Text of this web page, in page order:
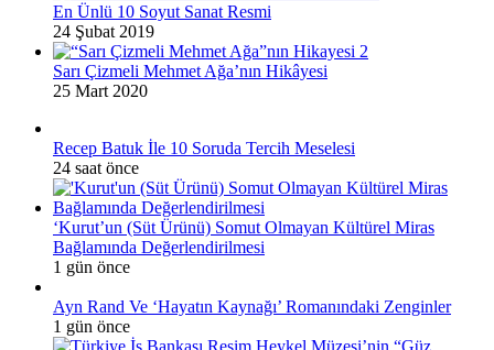
En Ünlü 10 Soyut Sanat Resmi
24 Şubat 2019
Sarı Çizmeli Mehmet Ağa’nın Hikâyesi
25 Mart 2020
Recep Batuk İle 10 Soruda Tercih Meselesi
24 saat önce
‘Kurut’un (Süt Ürünü) Somut Olmayan Kültürel Miras
Bağlamında Değerlendirilmesi
1 gün önce
Ayn Rand Ve ‘Hayatın Kaynağı’ Romanındaki Zenginler
1 gün önce